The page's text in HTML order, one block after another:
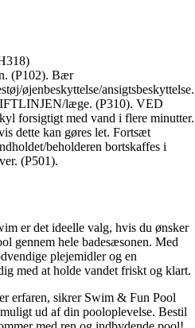
(P102). Bær
øjenbeskyttelse/ansigtsbeskyttelse.
læge. (P310). VED
forsigtigt med vand i flere minutter.
dette kan gøres let. Fortsæt
beholderen bortskaffes i
(P501).
er det ideelle valg, hvis du ønsker
gennem hele badesæsonen. Med
plejemidler og en
med at holde vandet friskt og klart.
erfaren, sikrer Swim & Fun Pool
ud af din pooloplevelse. Bestil